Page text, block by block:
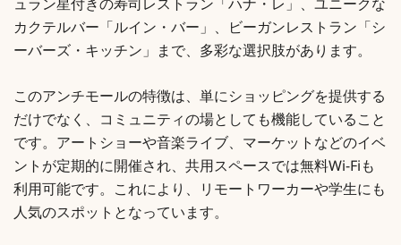
ュラン星付きの寿司レストラン「ハナ・レ」、ユニークな
カクテルバー「ルイン・バー」、ビーガンレストラン「シ
ーバーズ・キッチン」まで、多彩な選択肢があります。
このアンチモールの特徴は、単にショッピングを提供する
だけでなく、コミュニティの場としても機能していること
です。アートショーや音楽ライブ、マーケットなどのイベ
ントが定期的に開催され、共用スペースでは無料Wi-Fiも
利用可能です。これにより、リモートワーカーや学生にも
人気のスポットとなっています。